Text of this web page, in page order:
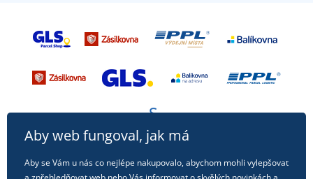
Aby web fungoval, jak má
Aby se Vám u nás co nejlépe nakupovalo, abychom mohli vylepšovat